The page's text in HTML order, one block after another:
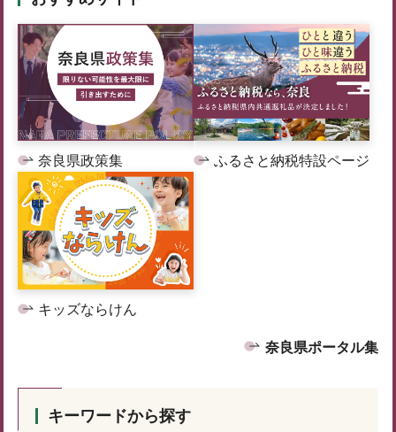
奈良県政策集 ふるさと納税特設ページ
キッズならけん
奈良県ポータル集
キーワードから探す